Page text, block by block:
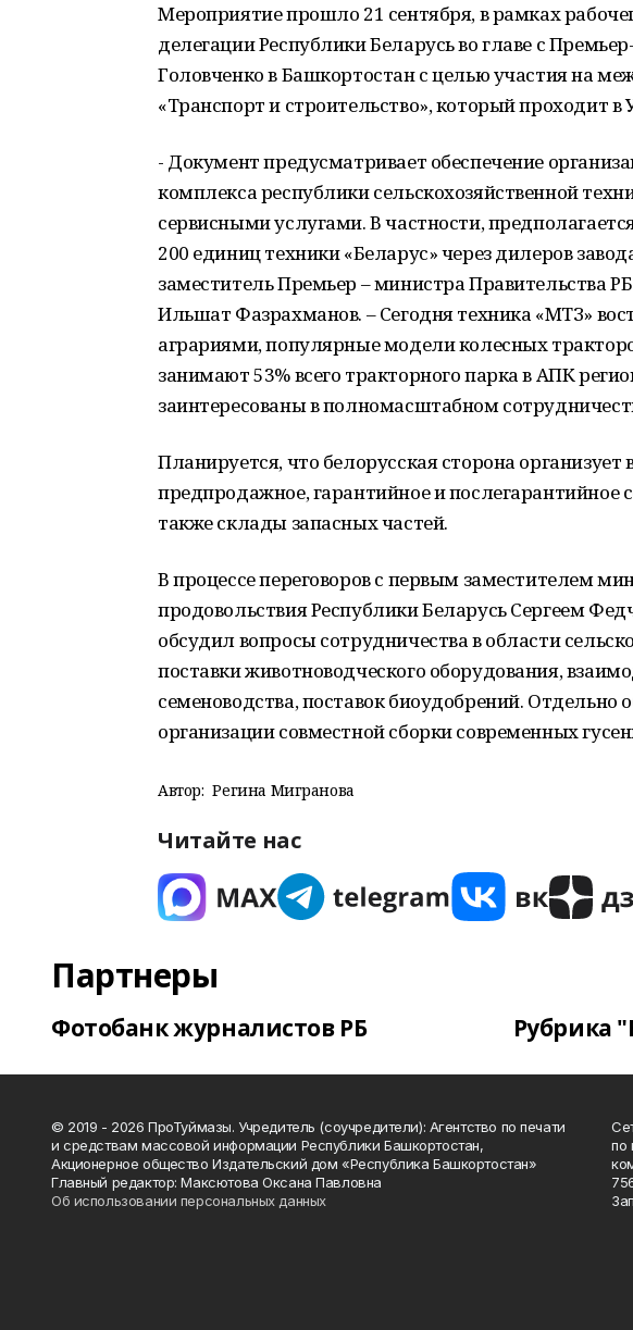
Мероприятие прошло 21 сентября, в рамках
делегации Республики Беларусь во главе с
Головченко в Башкортостан с целью участия на
«Транспорт и строительство», который проходит в
- Документ предусматривает обеспечение
комплекса республики сельскохозяйственной
сервисными услугами. В частности,
200 единиц техники «Беларус» через дилеров
заместитель Премьер – министра Правительства
Ильшат Фазрахманов. – Сегодня техника «МТЗ»
аграриями, популярные модели колесных
занимают 53% всего тракторного парка в АПК
заинтересованы в полномасштабном
Планируется, что белорусская сторона организует
предпродажное, гарантийное и послегарантийное
также склады запасных частей.
В процессе переговоров с первым заместителем
продовольствия Республики Беларусь Сергеем
обсудил вопросы сотрудничества в области
поставки животноводческого оборудования,
семеноводства, поставок биоудобрений. Отдельно
организации совместной сборки современных
Автор: Регина Мигранова
Читайте нас
Партнеры
Фотобанк журналистов РБ Рубрика
© 2019 - 2026 ПроТуймазы. Учредитель (соучредители): Агентство по печати
и средствам массовой информации Республики Башкортостан,
Акционерное общество Издательский дом «Республика Башкортостан»
Главный редактор: Максютова Оксана Павловна
Об использовании персональных данных
по